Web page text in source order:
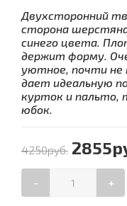
Двухсторонний
сторона
синего цвета.
держит форму.
уютное, почти
дает идеальную
курток и пальто,
юбок.
4250руб.
- +